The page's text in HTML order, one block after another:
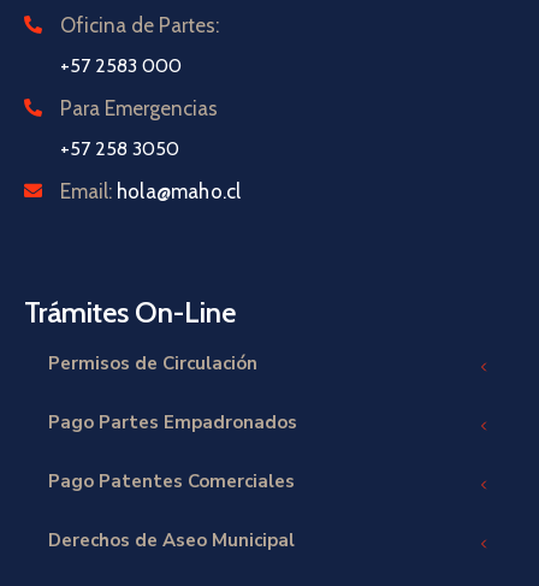
Oficina de Partes:
+57 2583 000
Para Emergencias
+57 258 3050
Email: hola@maho.cl
Trámites On-Line
Permisos de Circulación
Pago Partes Empadronados
Pago Patentes Comerciales
Derechos de Aseo Municipal